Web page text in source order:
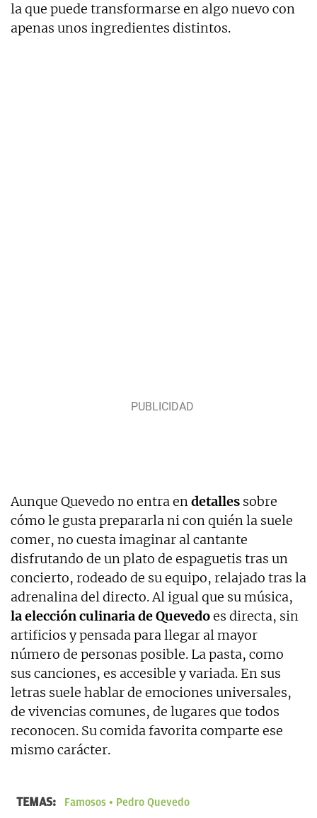
la que puede transformarse en algo nuevo con
apenas unos ingredientes distintos.
Aunque Quevedo no entra endetalles sobre
cómo le gusta prepararla ni con quién la suele
comer, no cuesta imaginar al cantante
disfrutando de un plato de espaguetis tras un
concierto, rodeado de su equipo, relajado tras la
adrenalina del directo. Al igual que su música,
la elección culinaria de Quevedoes directa, sin
artificios y pensada para llegar al mayor
número de personas posible. La pasta, como
sus canciones, es accesible y variada. En sus
letras suele hablar de emociones universales,
de vivencias comunes, de lugares que todos
reconocen. Su comida favorita comparte ese
mismo carácter.
TEMAS: Famosos Pedro Quevedo